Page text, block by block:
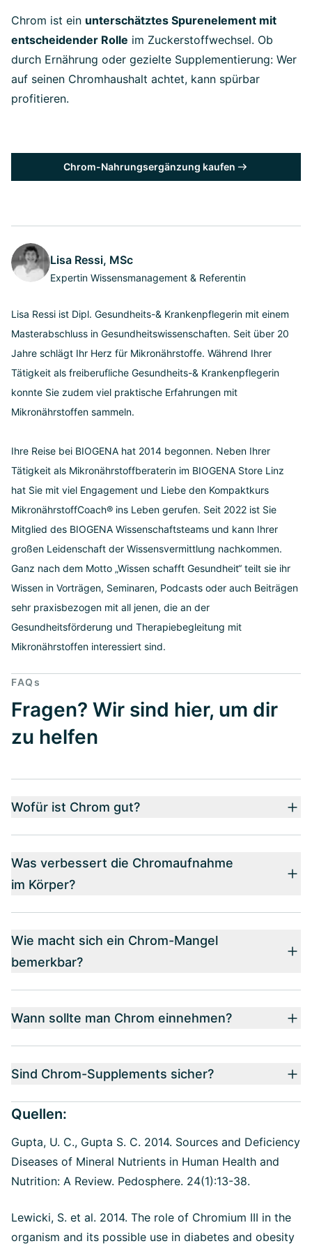
Chrom ist ein unterschätztes Spurenelement mit
entscheidender Rolle im Zuckerstoffwechsel. Ob
durch Ernährung oder gezielte Supplementierung: Wer
auf seinen Chromhaushalt achtet, kann spürbar
profitieren.
Chrom-Nahrungsergänzung kaufen
Lisa Ressi, MSc
Expertin Wissensmanagement & Referentin
Lisa Ressi ist Dipl. Gesundheits-& Krankenpflegerin mit einem
Masterabschluss in Gesundheitswissenschaften. Seit über 20
Jahre schlägt Ihr Herz für Mikronährstoffe. Während Ihrer
Tätigkeit als freiberufliche Gesundheits-& Krankenpflegerin
konnte Sie zudem viel praktische Erfahrungen mit
Mikronährstoffen sammeln.
Ihre Reise bei BIOGENA hat 2014 begonnen. Neben Ihrer
Tätigkeit als Mikronährstoffberaterin im BIOGENA Store Linz
hat Sie mit viel Engagement und Liebe den Kompaktkurs
MikronährstoffCoach® ins Leben gerufen. Seit 2022 ist Sie
Mitglied des BIOGENA Wissenschaftsteams und kann Ihrer
großen Leidenschaft der Wissensvermittlung nachkommen.
Ganz nach dem Motto „Wissen schafft Gesundheit“ teilt sie ihr
Wissen in Vorträgen, Seminaren, Podcasts oder auch Beiträgen
sehr praxisbezogen mit all jenen, die an der
Gesundheitsförderung und Therapiebegleitung mit
Mikronährstoffen interessiert sind.
FAQs
Fragen? Wir sind hier, um dir
zu helfen
Wofür ist Chrom gut?
Was verbessert die Chromaufnahme
im Körper?
Wie macht sich ein Chrom-Mangel
bemerkbar?
Wann sollte man Chrom einnehmen?
Sind Chrom-Supplements sicher?
Quellen:
Gupta, U. C., Gupta S. C. 2014. Sources and Deficiency
Diseases of Mineral Nutrients in Human Health and
Nutrition: A Review. Pedosphere. 24(1):13-38.
Lewicki, S. et al. 2014. The role of Chromium III in the
organism and its possible use in diabetes and obesity